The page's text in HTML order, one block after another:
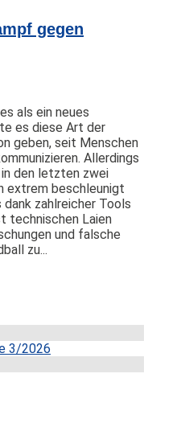
gegen
als ein neues
es diese Art der
geben, seit Menschen
Allerdings
den letzten zwei
extrem beschleunigt
zahlreicher Tools
technischen Laien
und falsche
zu...